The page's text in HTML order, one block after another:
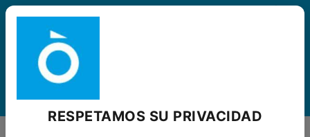
ESP
BICICLETAS OUTLET KTM REVELATOR ALTO PRO
RESPETAMOS SU PRIVACIDAD